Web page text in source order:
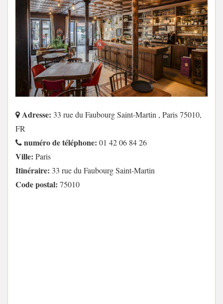
Adresse: 33 rue du Faubourg Saint-Martin , Paris 75010,
FR
numéro de téléphone: 01 42 06 84 26
Ville: Paris
Itinéraire: 33 rue du Faubourg Saint-Martin
Code postal: 75010